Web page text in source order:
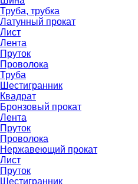
Труба, трубка
Латунный прокат
Лист
Лента
Пруток
Проволока
Труба
Шестигранник
Квадрат
Бронзовый прокат
Лента
Пруток
Проволока
Нержавеющий прокат
Лист
Пруток
Шестигранник